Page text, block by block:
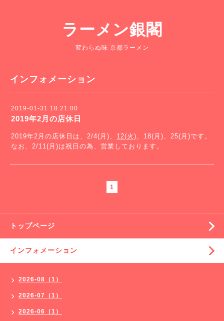
ラーメン銀閣
変わらぬ味 京都ラーメン
インフォメーション
2019-01-31 18:21:00
2019年2月の店休日
2019年2月の店休日は、2/4(月)、 12(火)、18(月)、25(月)です。
なお、2/11(月)は祝日の為、営業しております。
1
トップページ
インフォメーション
2026-08（1）
2026-07（1）
2026-06（1）